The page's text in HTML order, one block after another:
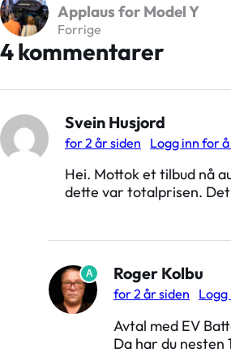
Forrige
Applaus for Model Y
4 kommentarer
Svein Husjord
for 2 år siden Logg inn for
Hei. Mottok et tilbud nå
dette var totalprisen.
A Roger Kolbu
for 2 år siden Logg
Avtal med EV
Da har du